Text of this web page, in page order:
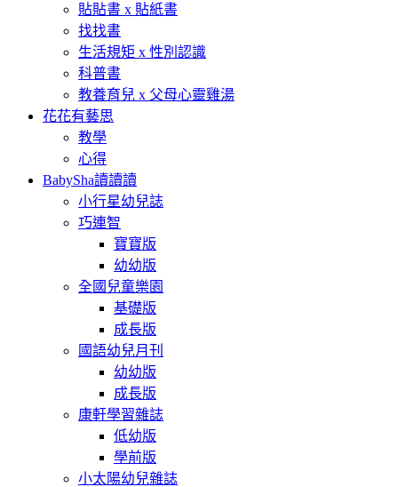
貼貼書 x 貼紙書
找找書
生活規矩 x 性別認識
科普書
教養育兒 x 父母心靈雞湯
花花有藝思
教學
心得
BabySha讀讀讀
小行星幼兒誌
巧連智
寶寶版
幼幼版
全國兒童樂園
基礎版
成長版
國語幼兒月刊
幼幼版
成長版
康軒學習雜誌
低幼版
學前版
小太陽幼兒雜誌